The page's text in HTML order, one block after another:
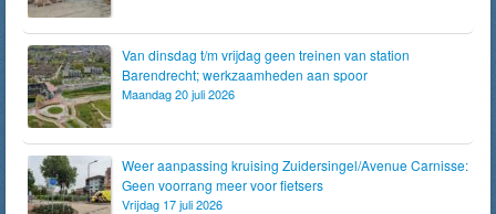
Van dinsdag t/m vrijdag geen treinen van station
Barendrecht; werkzaamheden aan spoor
Maandag 20 juli 2026
Weer aanpassing kruising Zuidersingel/Avenue Carnisse:
Geen voorrang meer voor fietsers
Vrijdag 17 juli 2026